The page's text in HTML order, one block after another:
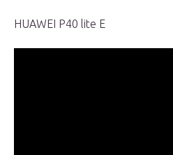
HUAWEI P40 lite E